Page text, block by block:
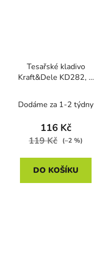
Tesařské kladivo
Kraft&Dele KD282, 1
Dodáme za 1-2 týdny
116 Kč
119 Kč (–2 %)
DO KOŠÍKU